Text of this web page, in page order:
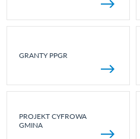
GRANTY PPGR
PROJEKT CYFROWA
GMINA